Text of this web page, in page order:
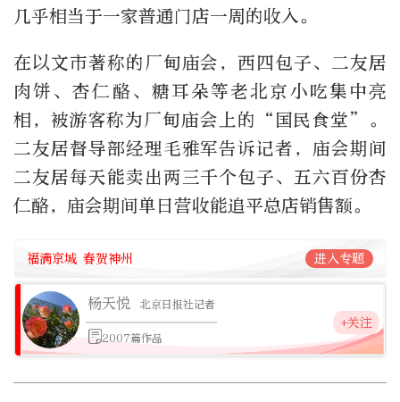
几乎相当于一家普通门店一周的收入。
在以文市著称的厂甸庙会，西四包子、二友居
肉饼、杏仁酪、糖耳朵等老北京小吃集中亮
相，被游客称为厂甸庙会上的“国民食堂”。
二友居督导部经理毛雅军告诉记者，庙会期间
二友居每天能卖出两三千个包子、五六百份杏
仁酪，庙会期间单日营收能追平总店销售额。
福满京城 春贺神州 进入专题
杨天悦 北京日报社记者
2007篇作品
+关注